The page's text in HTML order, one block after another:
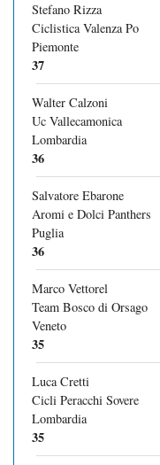
Stefano Rizza
Ciclistica Valenza Po
Piemonte
37
Walter Calzoni
Uc Vallecamonica
Lombardia
36
Salvatore Ebarone
Aromi e Dolci Panthers
Puglia
36
Marco Vettorel
Team Bosco di Orsago
Veneto
35
Luca Cretti
Cicli Peracchi Sovere
Lombardia
35